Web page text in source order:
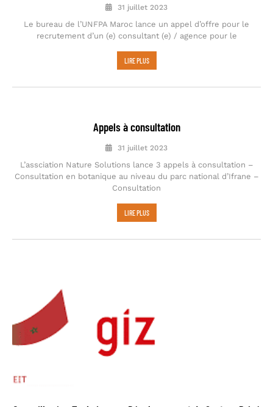
31 juillet 2023
Le bureau de l’UNFPA Maroc lance un appel d’offre pour le
recrutement d’un (e) consultant (e) / agence pour le
LIRE PLUS
Appels à consultation
31 juillet 2023
L’assciation Nature Solutions lance 3 appels à consultation –
Consultation en botanique au niveau du parc national d’Ifrane –
Consultation
LIRE PLUS